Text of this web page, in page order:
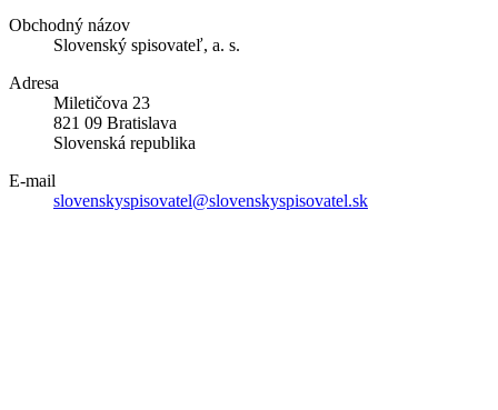
Obchodný názov
Slovenský spisovateľ, a. s.
Adresa
Miletičova 23
821 09 Bratislava
Slovenská republika
E-mail
slovenskyspisovatel@slovenskyspisovatel.sk